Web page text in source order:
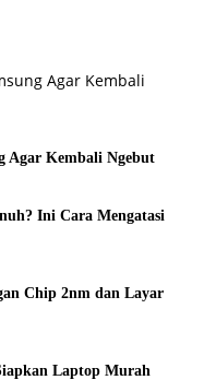
Agar Kembali Ngebut
Ini Cara Mengatasi
Chip 2nm dan Layar
Laptop Murah